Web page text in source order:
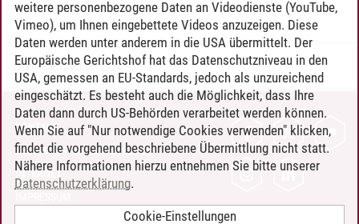
Timo Leder/30.06.2024
KONTAKT
LEUPHANA ALS ARBEITGEBER
INTRANET
weitere personenbezogene Daten an Videodienste (YouTube,
Vimeo), um Ihnen eingebettete Videos anzuzeigen. Diese
Daten werden unter anderem in die USA übermittelt. Der
Europäische Gerichtshof hat das Datenschutzniveau in den
USA, gemessen an EU-Standards, jedoch als unzureichend
eingeschätzt. Es besteht auch die Möglichkeit, dass Ihre
Daten dann durch US-Behörden verarbeitet werden können.
Wenn Sie auf "Nur notwendige Cookies verwenden" klicken,
findet die vorgehend beschriebene Übermittlung nicht statt.
Nähere Informationen hierzu entnehmen Sie bitte unserer
Datenschutzerklärung.
Cookie-Einstellungen